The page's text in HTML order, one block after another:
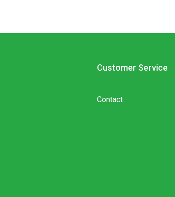
Customer Service
Contact